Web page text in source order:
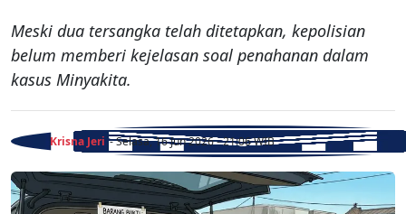
Meski dua tersangka telah ditetapkan, kepolisian
belum memberi kejelasan soal penahanan dalam
kasus Minyakita.
Krisna Jeri - Selasa, 16 Jun 2026 - 21:06 WIB